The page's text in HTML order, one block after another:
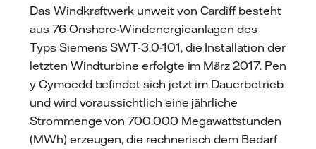
Das Windkraftwerk unweit von Cardiff besteht
aus 76 Onshore-Windenergieanlagen des
Typs Siemens SWT-3.0-101, die Installation der
letzten Windturbine erfolgte im März 2017. Pen
y Cymoedd befindet sich jetzt im Dauerbetrieb
und wird voraussichtlich eine jährliche
Strommenge von 700.000 Megawattstunden
(MWh) erzeugen, die rechnerisch dem Bedarf